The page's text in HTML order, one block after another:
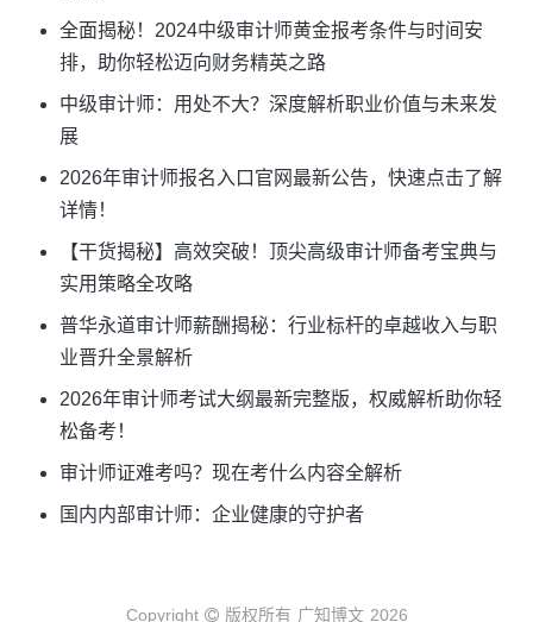
全面揭秘！2024中级审计师黄金报考条件与时间安
排，助你轻松迈向财务精英之路
中级审计师：用处不大？深度解析职业价值与未来发
展
2026年审计师报名入口官网最新公告，快速点击了解
详情！
【干货揭秘】高效突破！顶尖高级审计师备考宝典与
实用策略全攻略
普华永道审计师薪酬揭秘：行业标杆的卓越收入与职
业晋升全景解析
2026年审计师考试大纲最新完整版，权威解析助你轻
松备考！
审计师证难考吗？现在考什么内容全解析
国内内部审计师：企业健康的守护者
Copyright 版权所有 广知博文 2026